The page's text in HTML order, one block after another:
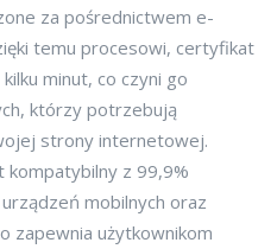
za pośrednictwem e-
temu procesowi, certyfikat
minut, co czyni go
którzy potrzebują
strony internetowej.
kompatybilny z 99,9%
mobilnych oraz
zapewnia użytkownikom